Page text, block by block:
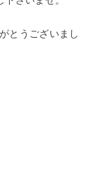
とうございまし